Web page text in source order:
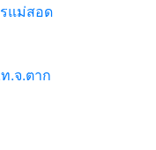
แม่สอด
.จ.ตาก